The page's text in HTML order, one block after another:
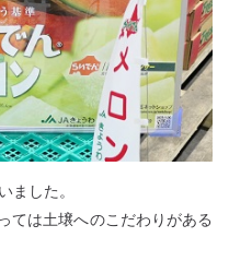
ました。
ては土壌へのこだわりがある